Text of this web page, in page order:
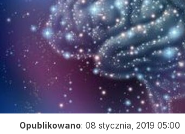
Opublikowano: 08 stycznia, 2019 05:00